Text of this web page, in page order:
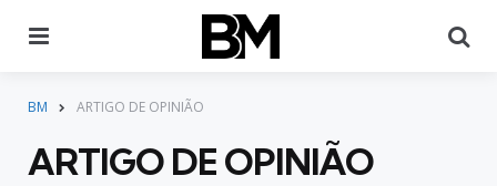
BM ARTIGO DE OPINIÃO
ARTIGO DE OPINIÃO